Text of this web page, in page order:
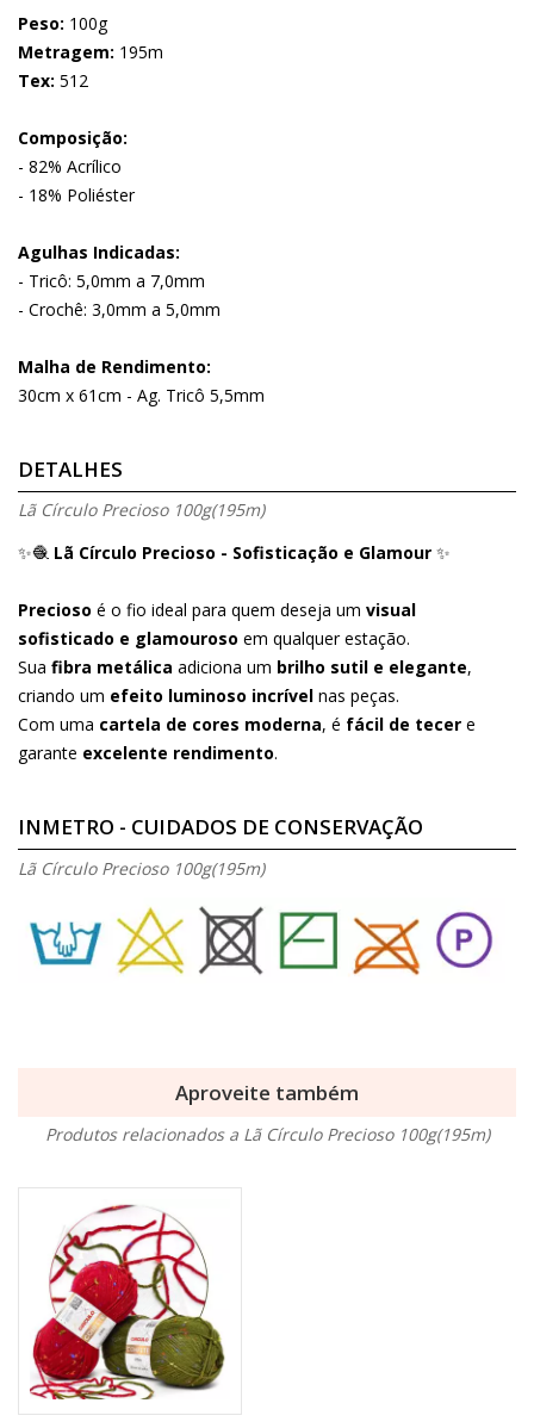
Peso: 100g
Metragem: 195m
Tex: 512
Composição:
- 82% Acrílico
- 18% Poliéster
Agulhas Indicadas:
- Tricô: 5,0mm a 7,0mm
- Crochê: 3,0mm a 5,0mm
Malha de Rendimento:
30cm x 61cm - Ag. Tricô 5,5mm
DETALHES
Lã Círculo Precioso 100g(195m)
✨🧶 Lã Círculo Precioso - Sofisticação e Glamour ✨
Precioso é o fio ideal para quem deseja um visual
sofisticado e glamouroso em qualquer estação.
Sua fibra metálica adiciona um brilho sutil e elegante,
criando um efeito luminoso incrível nas peças.
Com uma cartela de cores moderna, é fácil de tecer e
garante excelente rendimento.
INMETRO - CUIDADOS DE CONSERVAÇÃO
Lã Círculo Precioso 100g(195m)
Aproveite também
Produtos relacionados a Lã Círculo Precioso 100g(195m)